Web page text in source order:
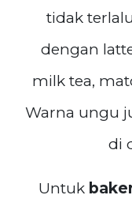
tidak
dengan
milk tea,
Warna ungu
di
Untuk